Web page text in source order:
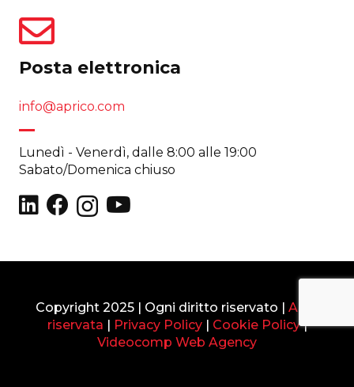
Posta elettronica
info@aprico.com
Lunedì - Venerdì, dalle 8:00 alle 19:00
Sabato/Domenica chiuso
Copyright 2025 | Ogni diritto riservato | Area
riservata | Privacy Policy| Cookie Policy|
Videocomp Web Agency